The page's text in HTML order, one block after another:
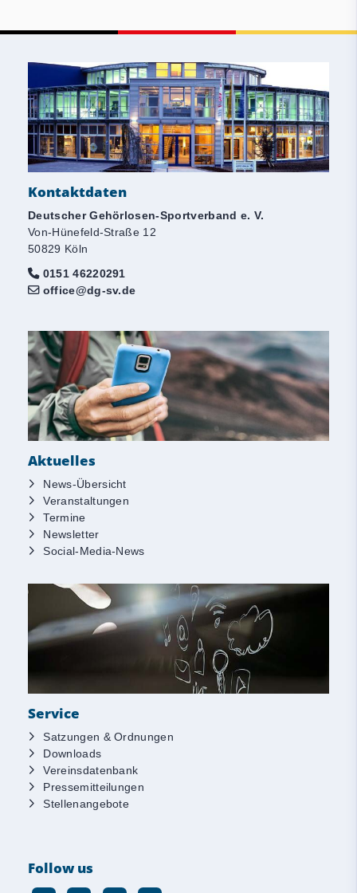
Kontaktdaten
Deutscher Gehörlosen-Sportverband e. V.
Von-Hünefeld-Straße 12
50829 Köln
0151 46220291
office@dg-sv.de
Aktuelles
News-Übersicht
Veranstaltungen
Termine
Newsletter
Social-Media-News
Service
Satzungen & Ordnungen
Downloads
Vereinsdatenbank
Pressemitteilungen
Stellenangebote
Follow us